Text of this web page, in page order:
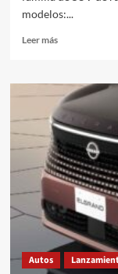
modelos:...
Leer másLeer
Xiaomi
amplía
su
gama
con
SkyNomad
Autos